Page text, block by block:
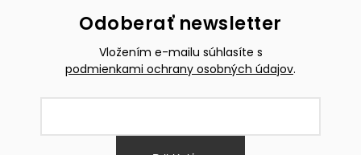
Odoberať newsletter
Vložením e-mailu súhlasíte s
podmienkami ochrany osobných údajov.